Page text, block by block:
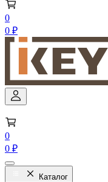
0
0 ₽
0
0 ₽
Каталог